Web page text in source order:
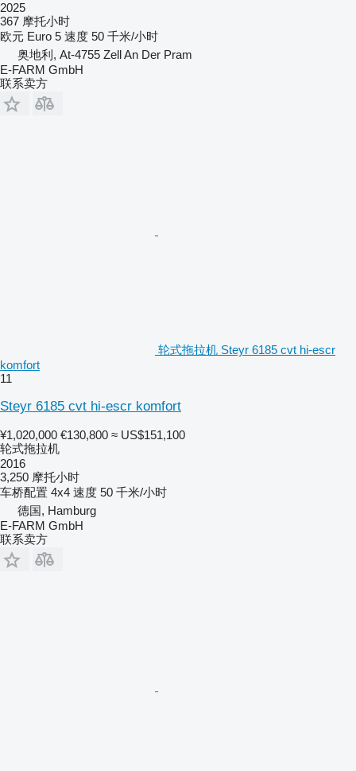
2025
367 摩托小时
欧元 Euro 5 速度 50 千米/小时
奥地利, At-4755 Zell An Der Pram
E-FARM GmbH
联系卖方
轮式拖拉机 Steyr 6185 cvt hi-escr
komfort
11
Steyr 6185 cvt hi-escr komfort
¥1,020,000 €130,800 ≈ US$151,100
轮式拖拉机
2016
3,250 摩托小时
车桥配置 4x4 速度 50 千米/小时
德国, Hamburg
E-FARM GmbH
联系卖方